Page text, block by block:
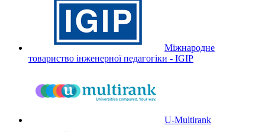
Міжнародне
товариство інженерної педагогіки - IGIP
U-Multirank